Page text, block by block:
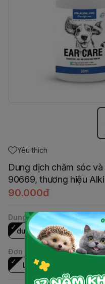
Yêu thích
Dung dịch chăm sóc
90669, thương hiệu
90.000đ
Dung tích:
dung tích 50ml/chai, 144
Đơn vị
Lọ